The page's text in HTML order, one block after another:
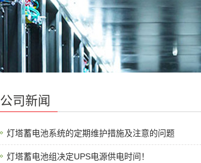
公司新闻
灯塔蓄电池系统的定期维护措施及注意的问题
灯塔蓄电池组决定UPS电源供电时间！